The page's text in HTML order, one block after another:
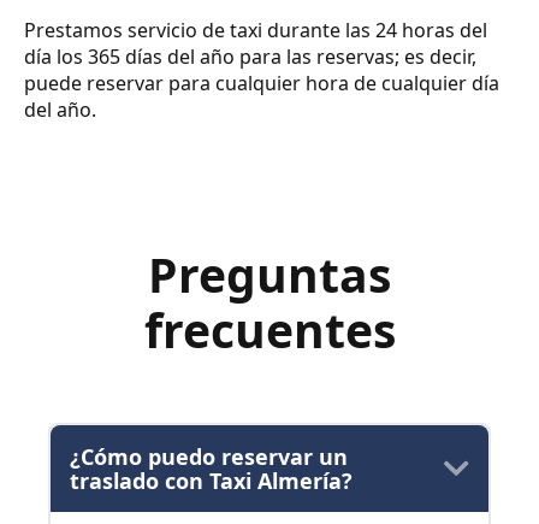
Prestamos servicio de taxi durante las 24 horas del
día los 365 días del año para las reservas; es decir,
puede reservar para cualquier hora de cualquier día
del año.
Preguntas
frecuentes
¿Cómo puedo reservar un
traslado con Taxi Almería?